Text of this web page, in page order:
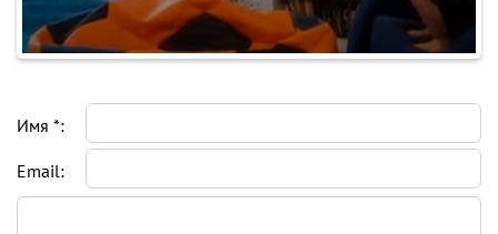
Имя *:
Email: